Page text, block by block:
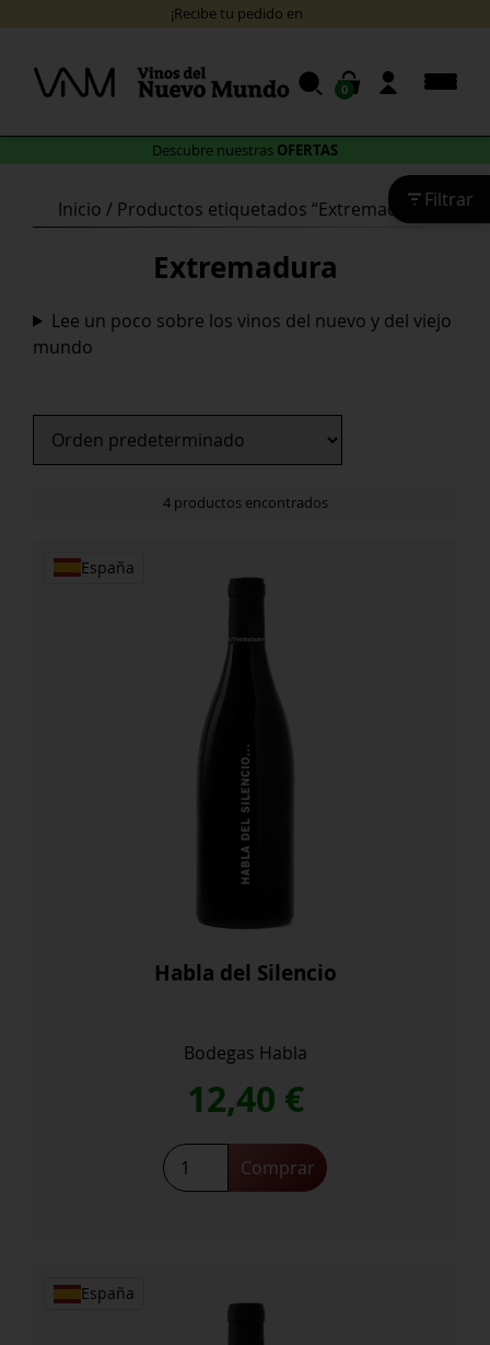
content
Descubre nuestras OFERTAS
¡Recibe tu pedido en24/48 horas</
0
Inicio / Productos etiquetados “Extremadura”
Extremadura
Lee un poco sobre los vinos del nuevo y del viejo
mundo
4 productos encontrados
España
Habla del Silencio
Bodegas Habla
12,40 €
Habla
del
Comprar
España
Filtrar